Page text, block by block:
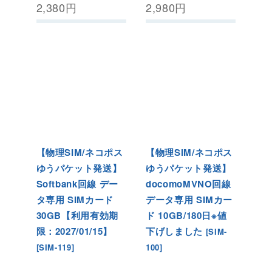
2,380円
2,980円
【物理SIM/ネコポス
ゆうパケット発送】
Softbank回線 デー
タ専用 SIMカード
30GB【利用有効期
限：2027/01/15】
[SIM-119]
【物理SIM/ネコポス
ゆうパケット発送】
docomoMVNO回線
データ専用 SIMカー
ド 10GB/180日※値
下げしました [SIM-
100]